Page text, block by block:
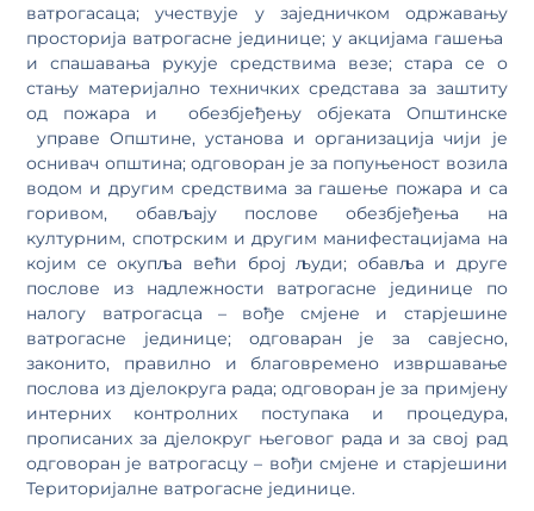
ватрогасаца; учествује у заједничком одржавању
просторија ватрогасне јединице; у акцијама гашења
и спашавања рукује средствима везе; стара се о
стању материјално техничких средстава за заштиту
од пожара и обезбјеђењу објеката Општинске
управе Општине, установа и организација чији је
оснивач општина; одговоран је за попуњеност возила
водом и другим средствима за гашење пожара и са
горивом, обављају послове обезбјеђења на
културним, спотрским и другим манифестацијама на
којим се окупља већи број људи; обавља и друге
послове из надлежности ватрогасне јединице по
налогу ватрогасца – вође смјене и старјешине
ватрогасне јединице; одговаран је за савјесно,
законито, правилно и благовремено извршавање
послова из дјелокруга рада; одговоран је за примјену
интерних контролних поступака и процедура,
прописаних за дјелокруг његовог рада и за свој рад
одговоран је ватрогасцу – вођи смјене и старјешини
Територијалне ватрогасне јединице.